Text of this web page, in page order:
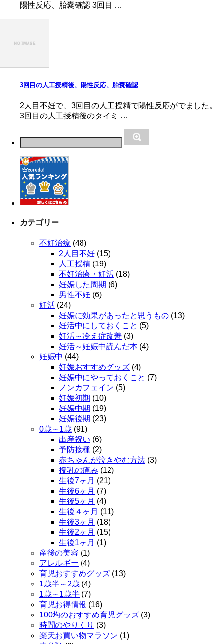
陽性反応、胎嚢確認 3回目 …
3回目の人工授精後、陽性反応、胎嚢確認
2人目不妊で、3回目の人工授精で陽性反応がでました。
3回目の人工授精後のタイミ …
カテゴリー
不妊治療 (48)
2人目不妊 (15)
人工授精 (19)
不妊治療・妊活 (18)
妊娠した周期 (6)
男性不妊 (6)
妊活 (24)
妊娠に効果があったと思うもの (13)
妊活中にしておくこと (5)
妊活～冷え症改善 (3)
妊活～妊娠中読んだ本 (4)
妊娠中 (44)
妊娠おすすめグッズ (4)
妊娠中にやっておくこと (7)
ノンカフェイン (5)
妊娠初期 (10)
妊娠中期 (19)
妊娠後期 (23)
0歳～1歳 (91)
出産祝い (6)
予防接種 (2)
赤ちゃんが泣きやむ方法 (3)
授乳の痛み (12)
生後7ヶ月 (21)
生後6ヶ月 (7)
生後5ヶ月 (4)
生後４ヶ月 (11)
生後3ヶ月 (18)
生後2ヶ月 (15)
生後1ヶ月 (1)
産後の美容 (1)
アレルギー (4)
育児おすすめグッズ (13)
1歳半～2歳 (4)
1歳～1歳半 (7)
育児お得情報 (16)
100均のおすすめ育児グッズ (3)
時間のやりくり (3)
楽天お買い物マラソン (1)